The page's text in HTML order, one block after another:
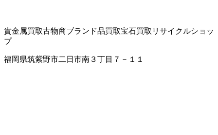
貴金属買取古物商ブランド品買取宝石買取 リサイクルショッ
プ
福岡県筑紫野市二日市南３丁目７－１１